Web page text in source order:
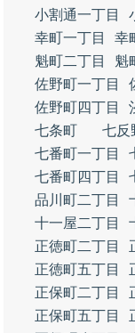
小割通一丁目
幸町一丁目
幸
魁町二丁目
魁
佐野町一丁目
佐野町四丁目
七条町
七反
七番町一丁目
七番町四丁目
品川町二丁目
十一屋二丁目
正徳町二丁目
正徳町五丁目
正保町二丁目
正保町五丁目